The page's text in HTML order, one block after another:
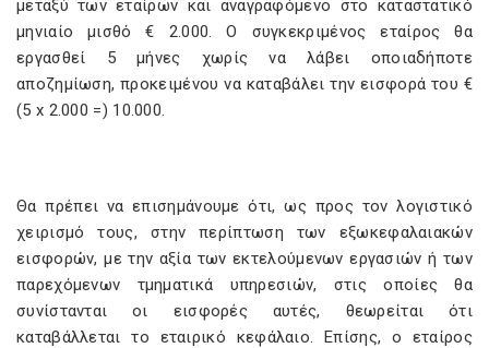
μεταξύ των εταίρων και αναγραφόμενο στο καταστατικό
μηνιαίο μισθό € 2.000. Ο συγκεκριμένος εταίρος θα
εργασθεί 5 μήνες χωρίς να λάβει οποιαδήποτε
αποζημίωση, προκειμένου να καταβάλει την εισφορά του €
(5 x 2.000 =) 10.000.
Θα πρέπει να επισημάνουμε ότι, ως προς τον λογιστικό
χειρισμό τους, στην περίπτωση των εξωκεφαλαιακών
εισφορών, με την αξία των εκτελούμενων εργασιών ή των
παρεχόμενων τμηματικά υπηρεσιών, στις οποίες θα
συνίστανται οι εισφορές αυτές, θεωρείται ότι
καταβάλλεται το εταιρικό κεφάλαιο. Επίσης, ο εταίρος